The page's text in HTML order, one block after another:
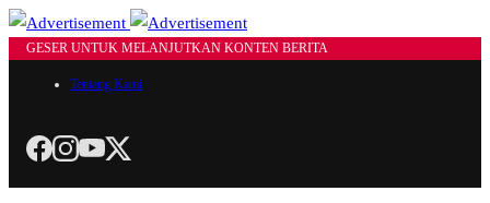
GESER UNTUK MELANJUTKAN KONTEN BERITA
Tentang Kami